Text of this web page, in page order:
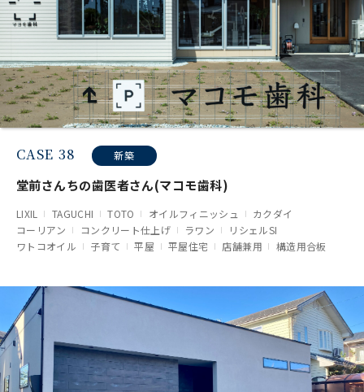
CASE 38 新築
堂前さんちの歯医者さん(マコモ歯科)
LIXIL TAGUCHI TOTO オイルフィニッシュ
カクダイ
コーリアン
コンクリート仕上げ ラワン
リシェルSI
ワトコオイル
子育て 平屋 平屋住宅 店舗兼用 構造用合板